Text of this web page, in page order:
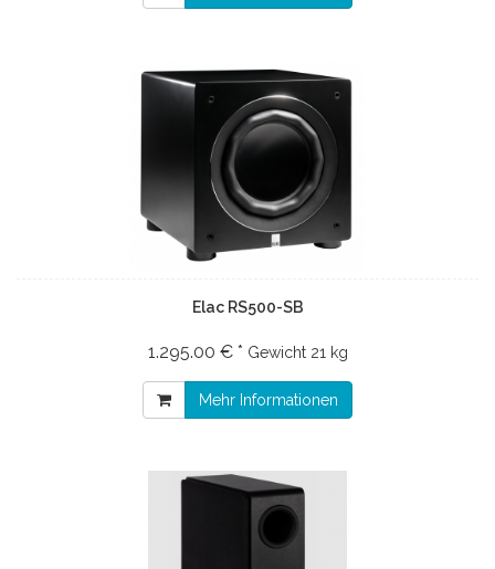
Elac RS500-SB
1.295.00 € * Gewicht 21 kg
Mehr Informationen